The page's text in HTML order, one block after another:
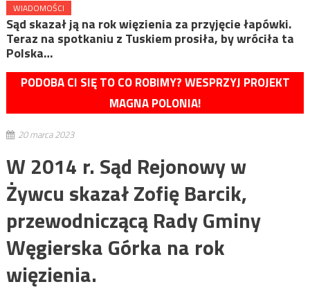
WIADOMOŚCI
Sąd skazał ją na rok więzienia za przyjęcie łapówki.
Teraz na spotkaniu z Tuskiem prosiła, by wróciła ta
Polska…
PODOBA CI SIĘ TO CO ROBIMY? WESPRZYJ PROJEKT
MAGNA POLONIA!
20 marca 2023
W 2014 r. Sąd Rejonowy w
Żywcu skazał Zofię Barcik,
przewodniczącą Rady Gminy
Węgierska Górka na rok
więzienia.